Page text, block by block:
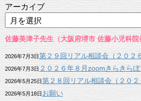
アーカイブ
佐藤美津子先生（大阪府堺市 佐藤小児科
2026年7月3日第２９回リアル相談会（２０２
2026年7月3日 ２０２６年８月zoomきらきらぼ
2026年5月25日第２８回リアル相談会（２０
2026年5月18日 お願い